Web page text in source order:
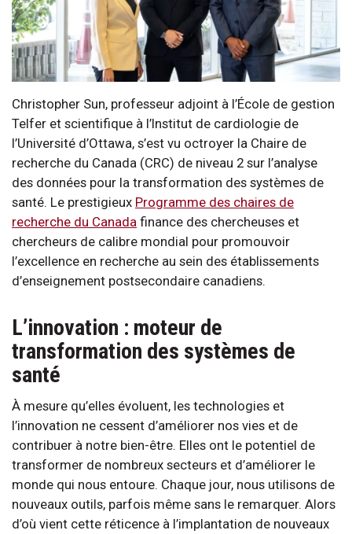
Christopher Sun, professeur adjoint à l’École de gestion
Telfer et scientifique à l’Institut de cardiologie de
l’Université d’Ottawa, s’est vu octroyer la Chaire de
recherche du Canada (CRC) de niveau 2 sur l’analyse
des données pour la transformation des systèmes de
santé. Le prestigieux Programme des chaires de
recherche du Canada finance des chercheuses et
chercheurs de calibre mondial pour promouvoir
l’excellence en recherche au sein des établissements
d’enseignement postsecondaire canadiens.
L’innovation : moteur de
transformation des systèmes de
santé
À mesure qu’elles évoluent, les technologies et
l’innovation ne cessent d’améliorer nos vies et de
contribuer à notre bien-être. Elles ont le potentiel de
transformer de nombreux secteurs et d’améliorer le
monde qui nous entoure. Chaque jour, nous utilisons de
nouveaux outils, parfois même sans le remarquer. Alors
d’où vient cette réticence à l’implantation de nouveaux